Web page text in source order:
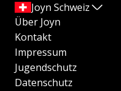
Joyn Schweiz
Über Joyn
Kontakt
Impressum
Jugendschutz
Datenschutz